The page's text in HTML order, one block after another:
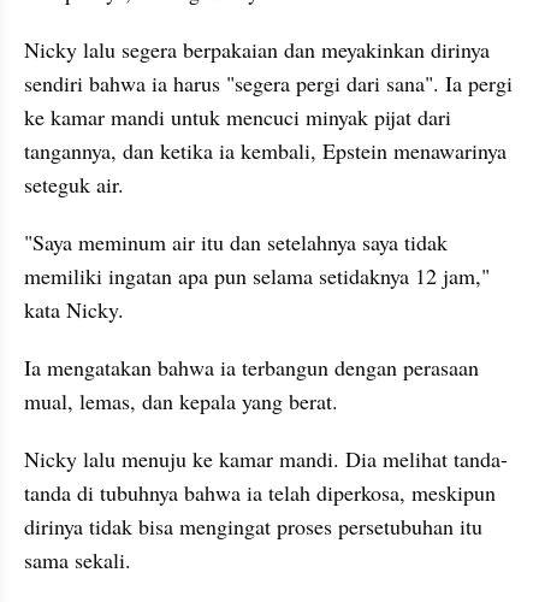
Nicky lalu segera berpakaian dan meyakinkan dirinya
sendiri bahwa ia harus "segera pergi dari sana". Ia pergi
ke kamar mandi untuk mencuci minyak pijat dari
tangannya, dan ketika ia kembali, Epstein menawarinya
seteguk air.
"Saya meminum air itu dan setelahnya saya tidak
memiliki ingatan apa pun selama setidaknya 12 jam,"
kata Nicky.
Ia mengatakan bahwa ia terbangun dengan perasaan
mual, lemas, dan kepala yang berat.
Nicky lalu menuju ke kamar mandi. Dia melihat tanda-
tanda di tubuhnya bahwa ia telah diperkosa, meskipun
dirinya tidak bisa mengingat proses persetubuhan itu
sama sekali.